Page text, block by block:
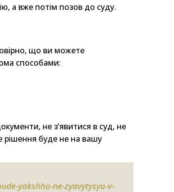
а вже потім позов до суду.
що ви можете
способами:
не з’явитися в суд, не
рішення буде не на вашу
yakshho-ne-zyavytysya-v-